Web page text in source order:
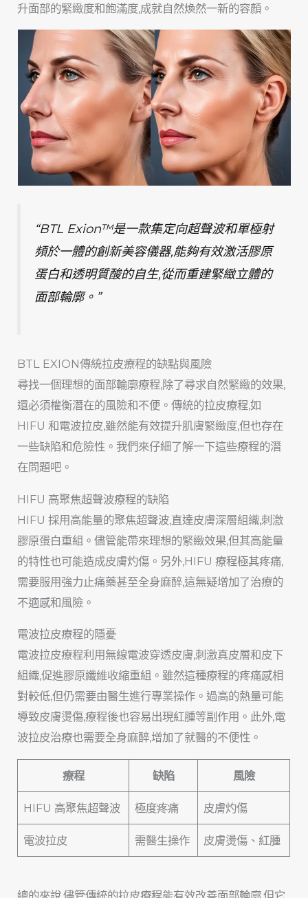
升面部的緊緻度和飽滿度,成就自然煥然一新的容顏。
“BTL Exion™是一款集定向超聲波和單極射
頻於一體的創新美容儀器,能夠有效激活膠原
蛋白和透明質酸的自生,從而重建緊緻立體的
面部輪廓。”
BTL EXION傳統拉皮療程的缺點與風險
尋找一個理想的面部輪廓療程,除了尋求自然緊緻的效果,
還必須權衡潛在的風險和不便。傳統的拉皮療程,如
HIFU 和電波拉皮,雖然能有效提升肌膚緊緻度,但也存在
一些缺陷和危險性。我們來仔細了解一下這些療程的潛
在問題吧。
HIFU 高聚焦超聲波療程的缺陷
HIFU 採用高能量的聚焦超聲波,直達皮膚深層組織,刺激
膠原蛋白重組。儘管能帶來理想的緊緻效果,但其高能量
的特性也可能造成皮膚灼傷。另外,HIFU 療程極其疼痛,
需要服用強力止痛藥甚至全身麻醉,這無疑增加了治療的
不適感和風險。
電波拉皮療程的隱憂
電波拉皮療程利用無線電波穿透皮膚,刺激真皮層和皮下
組織,促進膠原纖維收縮重組。雖然這種療程的疼痛感相
對較低,但仍需要由醫生進行專業操作。過高的熱量可能
導致皮膚燙傷,療程後也容易出現紅腫等副作用。此外,電
波拉皮治療也需要全身麻醉,增加了就醫的不便性。
療程 缺陷 風險
HIFU 高聚焦超聲波 極度疼痛 皮膚灼傷
電波拉皮 需醫生操作 皮膚燙傷、紅腫
總的來說,儘管傳統的拉皮療程能有效改善面部輪廓,但它